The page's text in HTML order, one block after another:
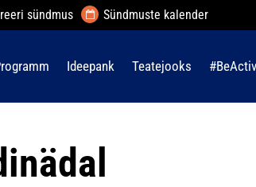
sündmus Sündmuste kalender
Ideepank Teatejooks